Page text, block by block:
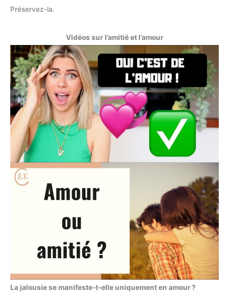
Préservez-la.
Vidéos sur l’amitié et l’amour
La jalousie se manifeste-t-elle uniquement en amour ?